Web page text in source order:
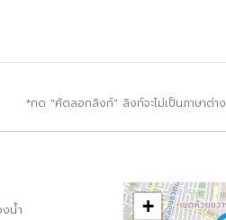
*กด "คัดลอกลิงก์" ลิงก์จะไม่เป็นภาษาต่า
น้ำ
+